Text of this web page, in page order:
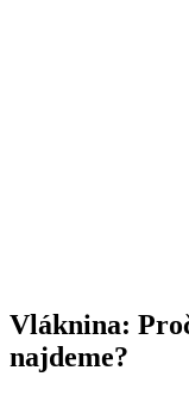
Vláknina:
najdeme?